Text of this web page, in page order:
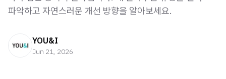
파악하고 자연스러운 개선 방향을 알아보세요.
YOU&I
Jun 21, 2026